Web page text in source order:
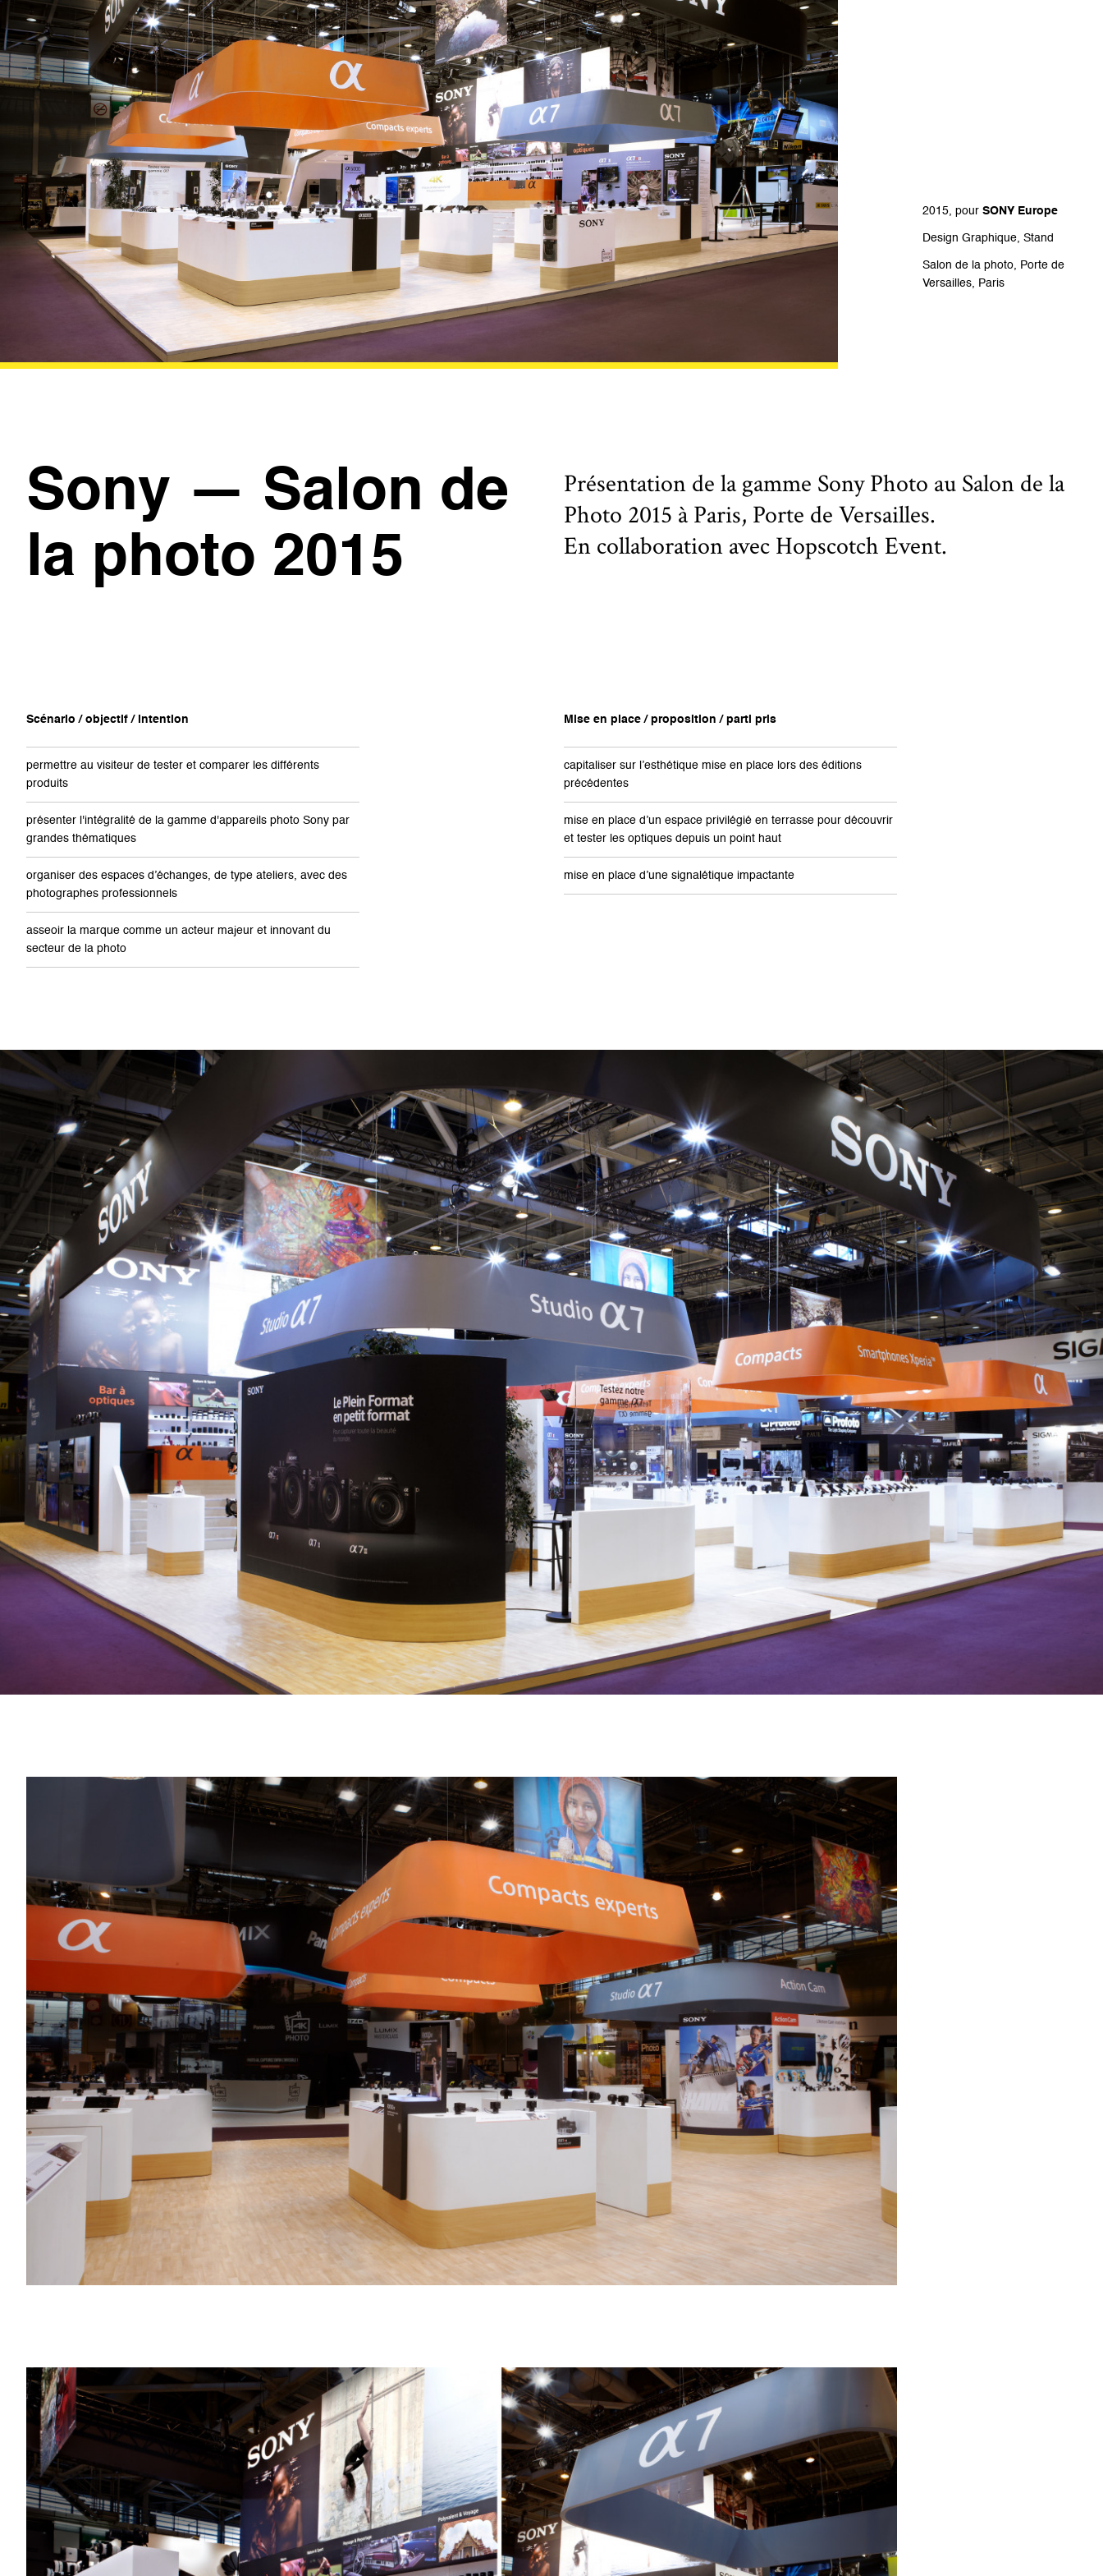
2015, pourSONY Europe
Design Graphique, Stand
Salon de la photo, Porte de
Versailles, Paris
Sony — Salon de
la photo 2015
Présentation de la gamme Sony Photo au Salon de la
Photo 2015 à Paris, Porte de Versailles.
En collaboration avec Hopscotch Event.
Scénario / objectif / intention
permettre au visiteur de tester et comparer les différents
produits
présenter l'intégralité de la gamme d'appareils photo Sony par
grandes thématiques
organiser des espaces d’échanges, de type ateliers, avec des
photographes professionnels
asseoir la marque comme un acteur majeur et innovant du
secteur de la photo
Mise en place / proposition / parti pris
capitaliser sur l’esthétique mise en place lors des éditions
précédentes
mise en place d’un espace privilégié en terrasse pour découvrir
et tester les optiques depuis un point haut
mise en place d’une signalétique impactante